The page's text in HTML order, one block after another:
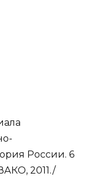
России. 6
2011./